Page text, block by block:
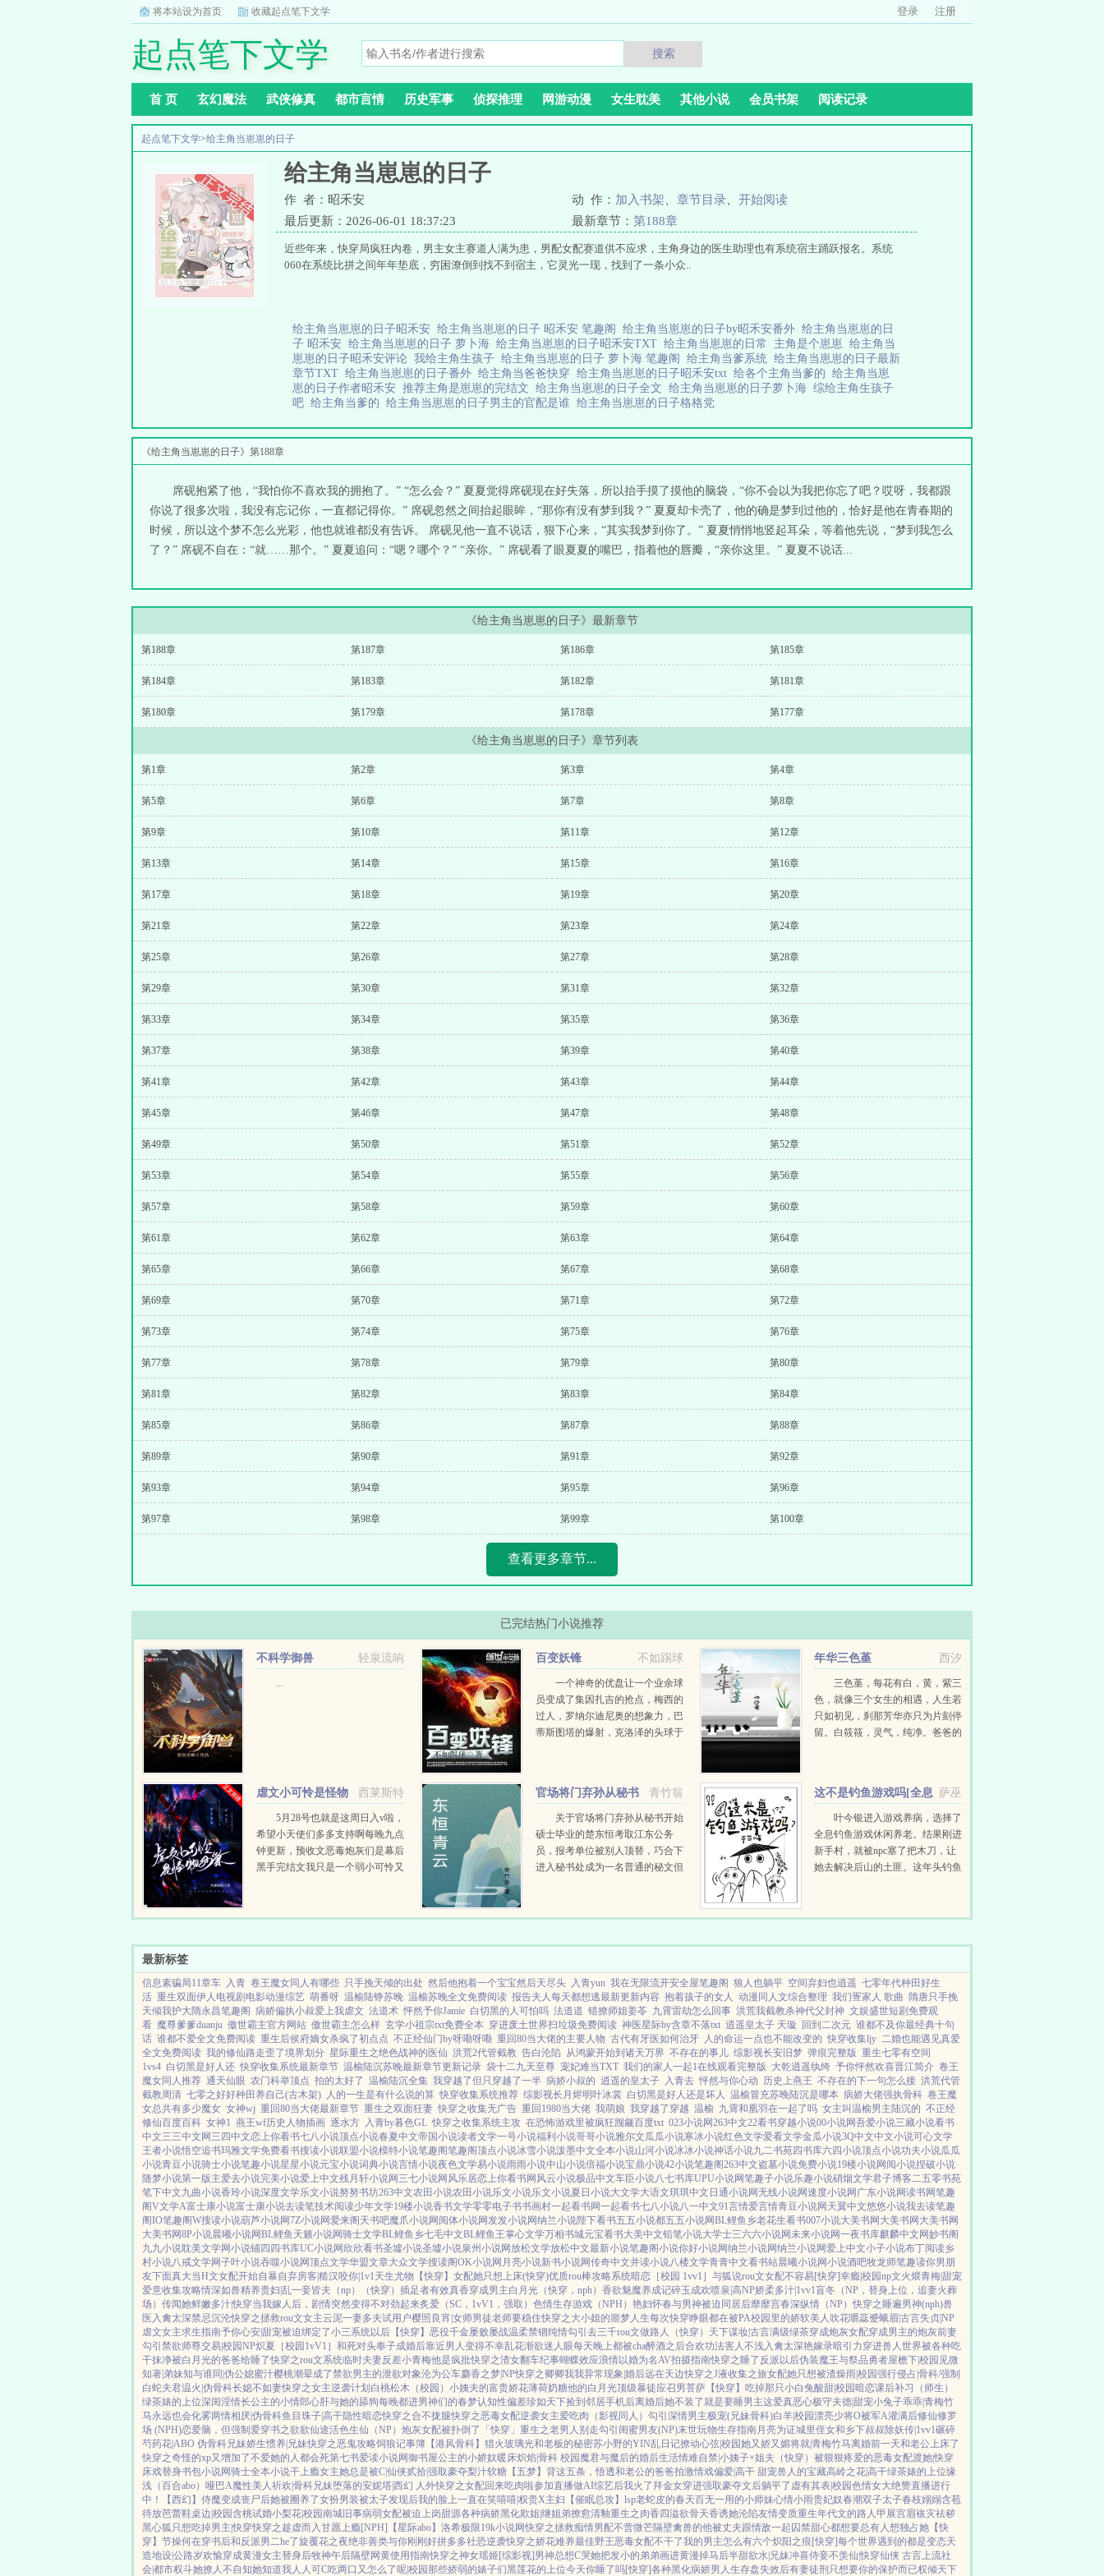
将本站设为首页 收藏起点笔下文学 登录 注册
起点笔下文学 搜索
首 页 玄幻魔法 武侠修真 都市言情 历史军事 侦探推理 网游动漫 女生耽美 其他小说 会员书架 阅读记录
起点笔下文学>给主角当崽崽的日子
给主角当崽崽的日子
作 者：昭禾安 动 作： 加入书架 章节目录
开始阅读
最后更新：2026-06-01 18:37:23
最新章节： 第188章
近些年来，快穿局疯狂内卷，男主女主赛道人满为患，男配女配赛道供不应求，主角身边的医生助理也有系统宿主踊跃报名。系统
060在系统比拼之间年年垫底，穷困潦倒到找不到宿主，它灵光一现，找到了一条小众..
给主角当崽崽的日子昭禾安 给主角当崽崽的日子 昭禾安 笔趣阁 给主角当崽崽的日子by昭禾安番外 给主角当崽崽的日
子 昭禾安 给主角当崽崽的日子 萝卜海 给主角当崽崽的日子昭禾安TXT 给主角当崽崽的日常 主角是个崽崽 给主角当
崽崽的日子昭禾安评论 我给主角生孩子 给主角当崽崽的日子 萝卜海 笔趣阁 给主角当爹系统 给主角当崽崽的日子最新
章节TXT 给主角当崽崽的日子番外 给主角当爸爸快穿 给主角当崽崽的日子昭禾安txt 给各个主角当爹的 给主角当崽
崽的日子作者昭禾安 推荐主角是崽崽的完结文 给主角当崽崽的日子全文 给主角当崽崽的日子萝卜海 综给主角生孩子
吧 给主角当爹的 给主角当崽崽的日子男主的官配是谁 给主角当崽崽的日子格格党
《给主角当崽崽的日子》第188章
席砚抱紧了他，“我怕你不喜欢我的拥抱了。” “怎么会？” 夏夏觉得席砚现在好失落，所以抬手摸了摸他的脑袋，“你不会以为我把你忘了吧？哎呀，我都跟
你说了很多次啦，我没有忘记你，一直都记得你。” 席砚忽然之间抬起眼眸，“那你有没有梦到我？” 夏夏却卡壳了，他的确是梦到过他的，恰好是他在青春期的
时候，所以这个梦不怎么光彩，他也就谁都没有告诉。 席砚见他一直不说话，狠下心来，“其实我梦到你了。” 夏夏悄悄地竖起耳朵，等着他先说，“梦到我怎么
了？” 席砚不自在：“就……那个。” 夏夏追问：“嗯？哪个？” “亲你。” 席砚看了眼夏夏的嘴巴，指着他的唇瓣，“亲你这里。” 夏夏不说话...
《给主角当崽崽的日子》最新章节
第188章 第187章 第186章 第185章
第184章 第183章 第182章 第181章
第180章 第179章 第178章 第177章
《给主角当崽崽的日子》章节列表
第1章 第2章 第3章 第4章
第5章 第6章 第7章 第8章
第9章 第10章 第11章 第12章
第13章 第14章 第15章 第16章
第17章 第18章 第19章 第20章
第21章 第22章 第23章 第24章
第25章 第26章 第27章 第28章
第29章 第30章 第31章 第32章
第33章 第34章 第35章 第36章
第37章 第38章 第39章 第40章
第41章 第42章 第43章 第44章
第45章 第46章 第47章 第48章
第49章 第50章 第51章 第52章
第53章 第54章 第55章 第56章
第57章 第58章 第59章 第60章
第61章 第62章 第63章 第64章
第65章 第66章 第67章 第68章
第69章 第70章 第71章 第72章
第73章 第74章 第75章 第76章
第77章 第78章 第79章 第80章
第81章 第82章 第83章 第84章
第85章 第86章 第87章 第88章
第89章 第90章 第91章 第92章
第93章 第94章 第95章 第96章
第97章 第98章 第99章 第100章
查看更多章节...
已完结热门小说推荐
轻泉流响
不科学御兽
...
不如踢球
百变妖锋
一个神奇的优盘让一个业余球
员变成了集因扎吉的抢点，梅西的
过人，罗纳尔迪尼奥的想象力，巴
蒂斯图塔的爆射，克洛泽的头球于
西汐
年华三色堇
三色堇，每花有白，黄，紫三
色，就像三个女生的相遇，人生若
只如初见，刹那芳华亦只为片刻停
留。白筱筱，灵气，纯净。爸爸的
朗。但妈妈长期的错误教育方式...
西莱斯特
虐文小可怜是怪物
母巢[快穿]
5月28号也就是这周日入v啦，
希望小天使们多多支持啊每晚九点
钟更新，预收文恶毒炮灰们是幕后
黑手完结文我只是一个弱小可怜又
用快穿...
青竹翁
官场将门弃孙从秘书
开始关于官场将门弃孙从秘书开始
硕士毕业的楚东恒考取江东公务
员，报考单位被别人顶替，巧合下
进入秘书处成为一名普通的秘文但
识得自己难以决择的身世…哥不在
萨巫
这不是钓鱼游戏吗[全息
网游]叶今银进入游戏养病，选择了
全息钓鱼游戏休闲养老。结果刚进
新手村，就被npc塞了把木刀，让
她去解决后山的土匪。这年头钓鱼
公测的武侠风全息网游...
最新标签
信息素骗局11章车 入青 卷王魔女同人有哪些 只手挽天倾的出处 然后他抱着一个宝宝然后天尽头 入青yun 我在无限流开安全屋笔趣阁 狼人也躺平 空间弃妇也逍遥 七零年代种田好生
活 重生双面伊人电视剧电影动漫综艺 萌番呀 温榆陆铮苏晚 温榆苏晚全文免费阅读 报告夫人每天都想逃最新更新内容 抱着孩子的女人 动漫同人文综合整理 我们疍家人 歌曲 隋唐只手挽
天倾我护大隋永昌笔趣阁 病娇偏执小叔爱上我虐文 法道术 怦然予你Jamie 白切黑的人可怕吗 法道道 错撩师姐姜苓 九霄雷劫怎么回事 洪荒我截教杀神代父封神 文娱盛世短剧免费观
看 魔尊爹爹duanju 傲世霸主官方网站 傲世霸主怎么样 玄学小祖宗txt免费全本 穿进废土世界扫垃圾免费阅读 神医星际by含章不落txt 逍遥皇太子 天璇 回到二次元 谁都不及你最经典十句
话 谁都不爱全文免费阅读 重生后侯府嫡女杀疯了初点点 不正经仙门by呀嘞呀嘞 重回80当大佬的主要人物 古代有牙医如何治牙 人的命运一点也不能改变的 快穿收集ljy 二婚也能遇见真爱
全文免费阅读 我的修仙路走歪了境界划分 星际重生之绝色战神的医仙 洪荒2代管截教 告白沦陷 从鸿蒙开始到诸天万界 不存在的事儿 综影视长安旧梦 弹痕完整版 重生七零有空间
1vs4 白切黑是好人还 快穿收集系统最新章节 温榆陆沉苏晚最新章节更新记录 袋十二九天至尊 宠妃难当TXT 我们的家人一起1在线观看完整版 大乾逍遥纨绔 予你怦然欢喜晋江简介 卷王
魔女同人推荐 通天仙眼 农门科举顶点 拍的太好了 温榆陆沉全集 我穿越了但只穿越了一半 病娇小叔的 逍遥的皇太子 入青去 怦然与你心动 历史上燕王 不存在的下一句怎么接 洪荒代管
截教周清 七零之好好种田养自己(古木架) 人的一生是有什么说的算 快穿收集系统推荐 综影视长月烬明叶冰裳 白切黑是好人还是坏人 温榆冒充苏晚陆沉是哪本 病娇大佬强执骨科 卷王魔
女总共有多少魔女 女神wj 重回80当大佬最新章节 重生之双面狂妻 快穿之收集无广告 重回1980当大佬 我萌娘 我穿越了穿越 温榆 九霄和凰羽在一起了吗 女主叫温榆男主陆沉的 不正经
修仙百度百科 女神1 燕王wf历史人物插画 逐水方 入青by暮色GL 快穿之收集系统主攻 在恐怖游戏里被疯狂觊觎百度txt 023小说网263中文22看书穿越小说00小说网吾爱小说三藏小说看书
中文三三中文网 三四中文恋上你看书七八小说顶点小说春夏中文帝国小说读者文学一号小说福利小说哥哥小说雅尔文瓜瓜小说寒冰小说红色文学爱看文学金瓜小说3Q中文中文小说可心文学
王者小说悟空追书玛雅文学免费看书搜读小说联盟小说模特小说笔趣阁笔趣阁顶点小说冰雪小说泼墨中文全本小说山河小说冰冰小说神话小说九二书苑四书库六四小说顶点小说功夫小说瓜瓜
小说青豆小说骑士小说笔趣小说星星小说元宝小说词典小说言情小说夜色文学易小说雨雨小说中山小说倍福小说宝鼎小说42小说笔趣阁263中文盗墓小说免费小说19楼小说网阅小说捏破小说
随梦小说第一版主爱去小说完美小说爱上中文残月轩小说网 三七小说网 风乐居恋上你看书网 风云小说极品中文车臣小说八七书库UPU小说网笔趣子小说乐趣小说硝烟文学君子博客二五零书苑
笔下中文九曲小说香玲小说深度文学乐文小说努努书坊263中文农田小说农田小说乐文小说乐文小说夏日小说大文学大语文琪琪中文 日通小说网无线小说网速度小说网 广东小说网读书网笔趣
阁V文学A富士康小说富士康小说去读笔技术阅读少年文学19楼小说香书文学零零电子书书画村一起看书网一起看书七八小说八一中文91言情爱言情青豆小说网 天翼中文悠悠小说我去读笔趣
阁IO笔趣阁W搜读小说葫芦小说网7Z小说网爱来阁 天书吧魔爪小说网 阅体小说网发发小说网纳兰小说陛下看书五五小说都五五小说网BL鲤鱼乡老花生看书007小说大美书网 大美书网 大美书网
大美书网8P小说晨曦小说网BL鲤鱼 天籁小说网骑士文学BL鲤鱼乡七毛中文BL鲤鱼王掌心文学万相书城元宝看书大美中文铅笔小说大学士三六六小说网未来小说网一夜书库麒麟中文网妙书阁
九九小说耽美文学网小说铺四四书库UC小说网 欣欣看书圣墟小说圣墟小说泉州小说网放松文学放松中文最新小说笔趣阁小说你好小说网纳兰小说网纳兰小说网爱上中文小子小说布丁阅读乡
村小说八戒文学网子叶小说吞噬小说网顶点文学华盟文章大众文学搜读阁OK小说网 月亮小说新书小说网传奇中文并读小说八楼文学青青中文看书站晨曦小说网小说酒吧牧龙师笔趣读你男朋
友下面真大当H文女配开始自暴自弃房客|糙汉咬你|1v1天生尤物【快穿】 女配她只想上床(快穿)优质rou棒攻略系统暗恋［校园 1vv1］ 与狐说rou文女配不容易[快穿]幸瘾|校园np文火煨青梅|甜宠
爱意收集攻略情深如兽精养贵妇|乱一妾皆夫（np） （快穿）插足者有效真香穿成男主白月光（快穿，nph） 香欲魅魔养成记碎玉成欢喷泉|高NP娇柔多汁|1vv1盲冬（NP，替身上位，追妻火葬
场） 传闻她鲜嫩多汁|快穿当我嫁人后，剧情突然变得不对劲起来炙爱（SC，1vV1，强取） 色情生存游戏（NPH） 艳妇怀春与男神被迫同居后靡靡宫春深纵情（NP）快穿之睡遍男神(nph)兽
医 入禽太深禁忌沉沦快穿之拯救rou文女主云泥一妻多夫试用户樱照良宵|女师男徒老师要稳住快穿之大小姐的噩梦人生每次快穿睁眼都在被PA校园里的娇软美人 吹花嚼蕊蹙蛾眉|古言失贞|NP
虐文女主求生指南予你心安|甜宠被迫绑定了小三系统以后【快穿】 恶役千金屡败屡战温柔禁锢纯情勾引 去三千rou文做路人（快穿） 天下谋妆|古言满级绿茶穿成炮灰女配穿成男主的炮灰前妻
勾引禁欲师尊交易|校园NP炽夏［校园1vV1］ 和死对头奉子成婚后靠近男人变得不幸乱花渐欲迷人眼每天晚上都被cha醉酒之后合欢功法害人不浅入禽太深艳嫁录暗引力穿进兽人世界被各种吃
干抹净被白月光的爸爸给睡了快穿之rou文系统临时夫妻反差小青梅他是疯批快穿之渣女翻车纪事蝴蝶效应浪情以婚为名AV拍摄指南快穿之睡了反派以后伪装魔王与祭品勇者屋檐下|校园 见微
知著|弟妹知与谁同|伪公媳蜜汁樱桃潮晕成了禁欲男主的泄欲对象沦为公车麝香之梦|NP快穿之卿卿我我异常现象|婚后远在天边快穿之J液收集之旅女配她只想被渣燥雨|校园强行侵占|骨科/强制
白蛇夫君温火|伪骨科长媳不如妻快穿之女主逆袭计划 白桃松木（校园） 小姨夫的富贵娇花薄荷奶糖他的白月光顶级暴徒应召男菩萨 【快穿】吃掉那只小白兔酸甜|校园暗恋课后补习（师生）
绿茶婊的上位深闺淫情长公主的小情郎心肝与她的舔狗每晚都进男神们的春梦认知性偏差珍如天下捡到邻居手机后离婚后她不装了就是要睡男主这爱真恶心极守夫德|甜宠小兔子乖乖|青梅竹
马永远也会化雾两情相厌|伪骨科鱼目珠子|高干隐性暗恋快穿之合不拢腿快穿之恶毒女配逆袭女主爱吃肉 （影视同人）勾引深情男主极宠(兄妹骨科)白羊|校园漂亮少将O被军A灌满后修仙修罗
场 (NPH)恋爱脑，但强制爱穿书之欲欲仙途活色生仙（NP） 炮灰女配被扑倒了「快穿」 重生之老男人别走勾引闺蜜男友(NP)末世玩物生存指南月亮为证城里侄女和乡下叔叔除妖传|1vv1碾碎
芍药花|ABO 伪骨科兄妹娇生惯养|兄妹快穿之恶鬼攻略饲狼记事簿 【港风骨科】猎火玻璃光和老板的秘密苏小野的YIN乱日记撩动心弦|校园她又娇又媚将就|青梅竹马离婚前一天和老公上床了
快穿之奇怪的xp又增加了不爱她的人都会死第七书爱读小说网御书屋公主的小娇奴暖床炽焰|骨科 校园 魔君与魔后的婚后生活情难自禁|小姨子×姐夫 （快穿）被狠狠疼爱的恶毒女配渡她|快穿
床戏替身书包小说网骑士全本小说干上瘾女主她总是被C|仙侠贰拾|强取豪夺梨汁软糖 【五梦】背这五条，悟透和老公的爸爸拍激情戏偏爱|高干 甜宠兽人的宝藏高岭之花|高干绿茶婊的上位缘
浅（百合abo）哑巴A魔性美人祈欢|骨科兄妹堕落的安妮塔|西幻 人外快穿之女配回来吃肉啦参加直播做AI综艺后我火了 拜金女穿进强取豪夺文后躺平了 虚有其表|校园色情女大绝赞直播进行
中！
【西幻】侍魔变成丧尸后她被圈养了女扮男装被太子发现后我的脸上一直在笑嘻嘻|权贵X主妇 【催眠总攻】lsp老蛇皮的春天百无一用的小师妹心情小雨贵妃奴春潮双子太子春枝嫋嫋含苞
待放芭蕾鞋桌边|校园含桃试婚小梨花|校园南城旧事病弱女配被迫上岗甜源各种病娇黑化欺姐|继姐弟撩愈清釉重生之肉香四溢欲骨天香诱她沦陷友情变质重生年代文的路人甲 展宫眉袚灾祛秽
黑心狐只想吃掉男主|快穿快穿之趁虚而入甘愿上瘾[NPH] 【星际abo】洛希极限19k小说网快穿之拯救痴情男配不啻微芒隔壁禽兽的他被丈夫跟情敌一起囚禁甜心都想要总有人想独占她 【快
穿】节操何在穿书后和反派男二he了旋覆花之夜绝非善类与你刚刚好拼多多社恐逆袭快穿之娇花难养最佳野王恶毒女配不干了我的男主怎么有六个炽阳之痕 [快穿]每个世界遇到的都是变态天
造地设|公路岁欢愉穿成黄漫女主替身后牧神午后隔壁网黄使用指南快穿之神女瑶姬[综影视]男神总想C哭她把发小的弟弟画进黄漫掉马后半甜欲水|兄妹冲喜侍妾不羡仙|快穿仙侠 古言上流社
会|都市权斗她撩人不自知她知道我人人可C吃两口又怎么了呢|校园那些娇弱的婊子们黑莲花的上位今天你睡了吗[快穿]各种黑化病娇男 人生存盘失效后有妻徒刑 只想要你的保护而已权倾天下